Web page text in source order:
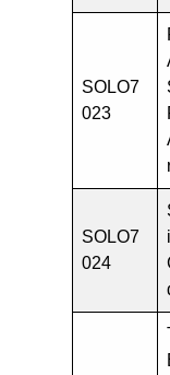
SOLO7
023
SOLO7
024